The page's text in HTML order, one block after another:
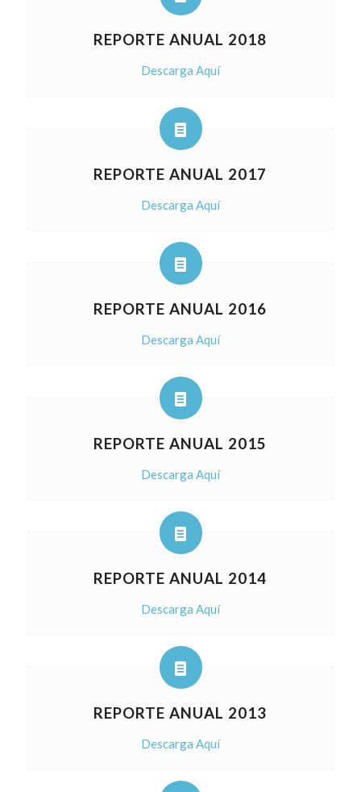
REPORTE ANUAL 2018
Descarga Aquí
REPORTE ANUAL 2017
Descarga Aquí
REPORTE ANUAL 2016
Descarga Aquí
REPORTE ANUAL 2015
Descarga Aquí
REPORTE ANUAL 2014
Descarga Aquí
REPORTE ANUAL 2013
Descarga Aquí